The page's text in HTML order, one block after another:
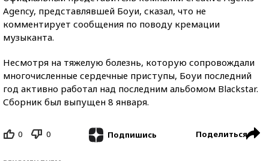
Agency, представлявшей Боуи, сказал, что не
комментирует сообщения по поводу кремации
музыканта.
Несмотря на тяжелую болезнь, которую сопровождали
многочисленные сердечные приступы, Боуи последний
год активно работал над последним альбомом Blackstar.
Сборник был выпущен 8 января.
0 0 Подпишись Поделиться